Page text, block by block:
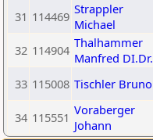
31 114469 Strappler
Michael
32 114904 Thalhammer
Manfred DI.Dr.
33 115008 Tischler Bruno
34 115551 Voraberger
Johann